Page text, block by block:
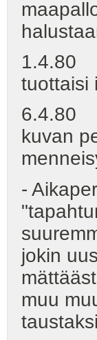
1.4.80 -
tuottaisi
6.4.80 -
kuvan
-
jokin
muu